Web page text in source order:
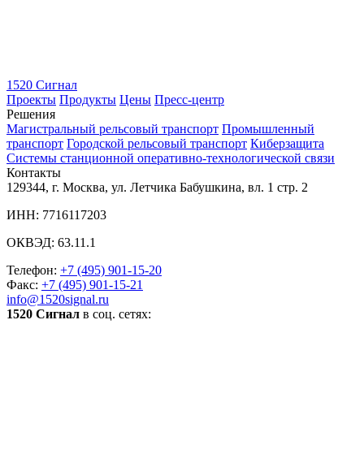
1520 Сигнал
Проекты Продукты Цены Пресс-центр
Решения
Магистральный рельсовый транспорт Промышленный
транспорт Городской рельсовый транспорт Киберзащита
Системы станционной оперативно-технологической связи
Контакты
129344, г. Москва, ул. Летчика Бабушкина, вл. 1 стр. 2
ИНН: 7716117203
ОКВЭД: 63.11.1
Телефон: +7 (495) 901-15-20
Факс: +7 (495) 901-15-21
info@1520signal.ru
1520 Сигнал в соц. сетях: